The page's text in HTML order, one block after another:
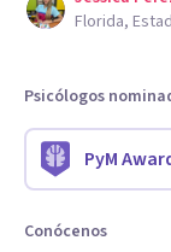
Florida,
Psicólogos
PyM
Conócenos